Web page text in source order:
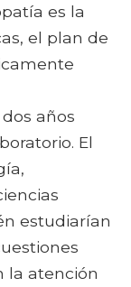
es la
el plan de
años
El
estudiarían
la atención